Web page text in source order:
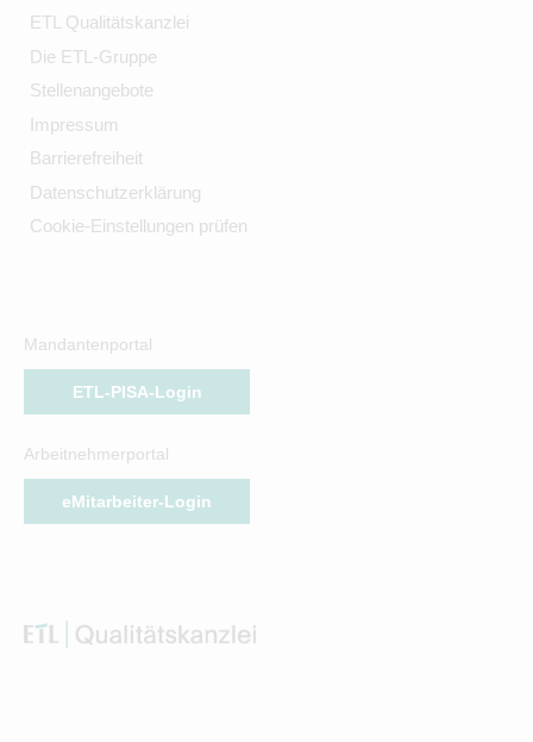
ETL Qualitätskanzlei
Die ETL-Gruppe
Stellenangebote
Impressum
Barrierefreiheit
Datenschutzerklärung
Cookie-Einstellungen prüfen
Mandantenportal
ETL-PISA-Login
Arbeitnehmerportal
eMitarbeiter-Login